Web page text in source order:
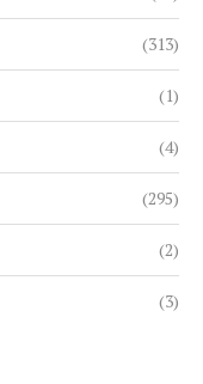
(313)
(1)
(4)
(295)
(2)
(3)